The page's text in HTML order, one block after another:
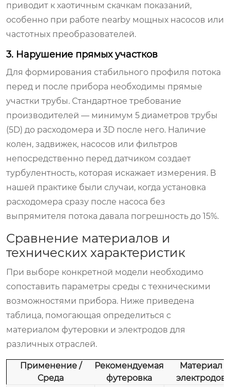
приводит к хаотичным скачкам показаний,
особенно при работе nearby мощных насосов или
частотных преобразователей.
3. Нарушение прямых участков
Для формирования стабильного профиля потока
перед и после прибора необходимы прямые
участки трубы. Стандартное требование
производителей — минимум 5 диаметров трубы
(5D) до расходомера и 3D после него. Наличие
колен, задвижек, насосов или фильтров
непосредственно перед датчиком создает
турбулентность, которая искажает измерения. В
нашей практике были случаи, когда установка
расходомера сразу после насоса без
выпрямителя потока давала погрешность до 15%.
Сравнение материалов и
технических характеристик
При выборе конкретной модели необходимо
сопоставить параметры среды с техническими
возможностями прибора. Ниже приведена
таблица, помогающая определиться с
материалом футеровки и электродов для
различных отраслей.
Применение /
Среда
Рекомендуемая
футеровка
Материал
электродов